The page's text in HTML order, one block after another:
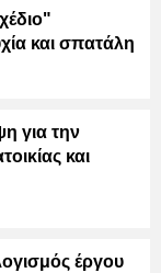
και σπατάλη
για την
και
έργου